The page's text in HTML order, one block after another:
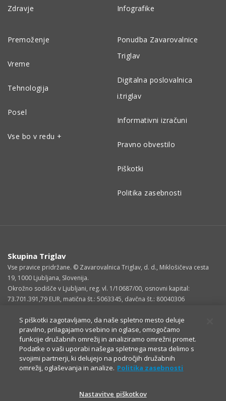
Zdravje
Premoženje
Vreme
Tehnologija
Posel
Vse bo v redu +
Infografike
Ponudba Zavarovalnice
Triglav
Digitalna poslovalnica
i.triglav
Informativni izračuni
Pravno obvestilo
Piškotki
Politika zasebnosti
Skupina Triglav
Vse pravice pridržane. © Zavarovalnica Triglav, d. d., Miklošičeva cesta
19, 1000 Ljubljana, Slovenija.
Okrožno sodišče v Ljubljani, reg. vl. 1/10687/00, osnovni kapital:
73.701.391,79 EUR, matična št.: 5063345, davčna št.: 80040306
S piškotki zagotavljamo, da naše spletno mesto deluje
pravilno, prilagajamo vsebino in oglase, omogočamo
funkcije družabnih omrežij in analiziramo omrežni promet.
Podatke o vaši uporabi našega spletnega mesta delimo s
svojimi partnerji, ki delujejo na področjih družabnih
omrežij, oglaševanja in analize. Politika zasebnosti
Nastavitve piškotkov